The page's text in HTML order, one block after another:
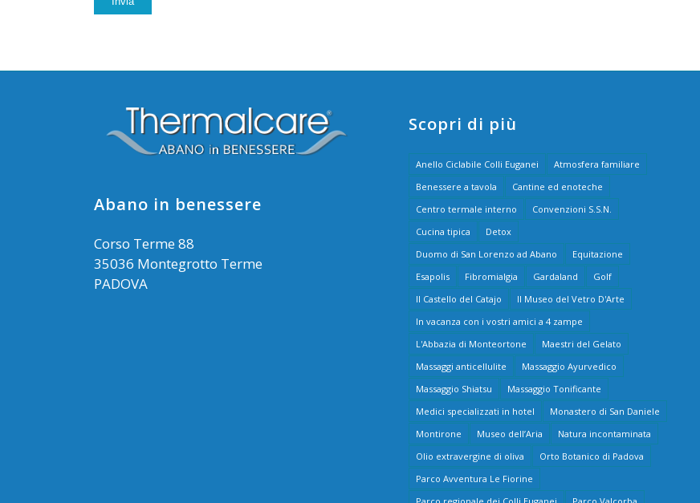
Abano in benessere
Corso Terme 88
35036 Montegrotto Terme
PADOVA
Scopri di più
Anello Ciclabile Colli Euganei
Atmosfera familiare
Benessere a tavola
Cantine ed enoteche
Centro termale interno
Convenzioni S.S.N.
Cucina tipica
Detox
Duomo di San Lorenzo ad Abano
Equitazione
Esapolis
Fibromialgia Gardaland
Golf
Il Castello del Catajo
Il Museo del Vetro D'Arte
In vacanza con i vostri amici a 4 zampe
L'Abbazia di Monteortone
Maestri del Gelato
Massaggi anticellulite
Massaggio Ayurvedico
Massaggio Shiatsu
Massaggio Tonificante
Medici specializzati in hotel
Monastero di San Daniele
Montirone
Museo dell’Aria
Natura incontaminata
Olio extravergine di oliva
Orto Botanico di Padova
Parco Avventura Le Fiorine